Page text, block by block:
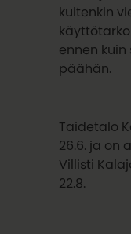
kuitenkin
ennen kuin
päähän.
Taidetalo
26.6. ja on
Villisti
22.8.